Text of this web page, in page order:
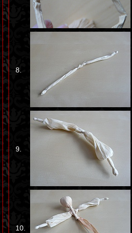
8.
9.
10.